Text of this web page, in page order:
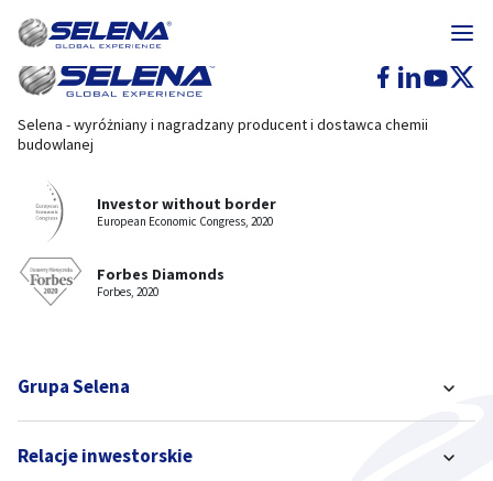
Selena - wyróżniany i nagradzany producent i dostawca chemii
budowlanej
Investor without border
European Economic Congress, 2020
Forbes Diamonds
Forbes, 2020
Grupa Selena
Relacje inwestorskie